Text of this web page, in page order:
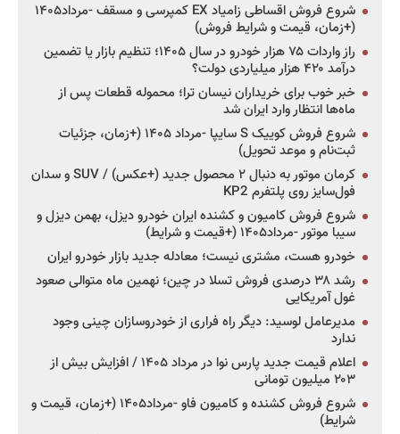
شروع فروش اقساطی زامیاد EX کمپرسی و مسقف -مرداد۱۴۰۵
(+زمان، قیمت و شرایط فروش)
راز واردات ۷۵ هزار خودرو در سال ۱۴۰۵؛ تنظیم بازار یا تضمین
درآمد ۴۲۰ هزار میلیاردی دولت؟
خبر خوب برای خریداران نیسان ترا؛ محموله قطعات پس از
ماه‌ها انتظار وارد ایران شد
شروع فروش کوییک S سایپا -مرداد ۱۴۰۵ (+زمان، جزئیات
ثبت‌نام و موعد تحویل)
کرمان موتور به دنبال ۲ محصول جدید (+عکس) / SUV و سدان
فول‌سایز روی پلتفرم KP2
شروع فروش کامیون و کشنده ایران خودرو دیزل، بهمن دیزل و
سیبا موتور -مرداد۱۴۰۵ (+قیمت و شرایط)
خودرو هست، مشتری نیست؛ معادله جدید بازار خودرو ایران
رشد ۳۸ درصدی فروش تسلا در چین؛ نهمین ماه متوالی صعود
غول آمریکایی
مدیرعامل لوسید: دیگر راه فراری از خودروسازان چینی وجود
ندارد
اعلام قیمت جدید پارس نوا در مرداد ۱۴۰۵ / افزایش بیش از
۲۰۳ میلیون تومانی
شروع فروش کشنده و کامیون فاو -مرداد۱۴۰۵ (+زمان، قیمت و
شرایط)